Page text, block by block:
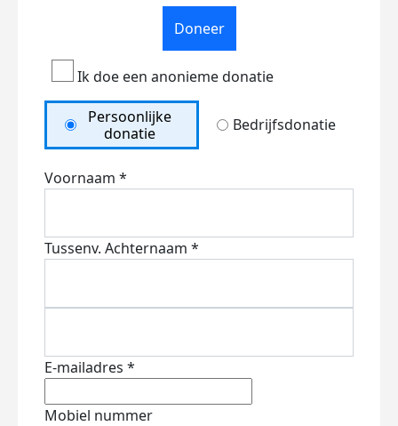
Doneer
Ik doe een anonieme donatie
Persoonlijke
donatie
Bedrijfsdonatie
Voornaam *
Tussenv. Achternaam *
E-mailadres *
Mobiel nummer